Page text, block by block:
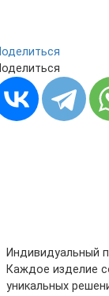
Индивидуальный
Каждое изделие
уникальных